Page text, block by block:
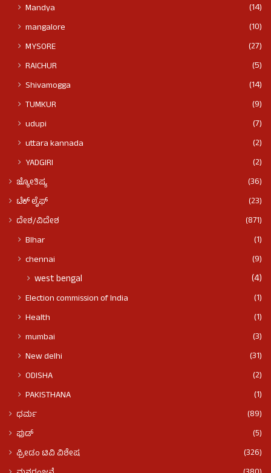
Mandya
(14)
mangalore
(10)
MYSORE
(27)
RAICHUR
(5)
Shivamogga
(14)
TUMKUR
(9)
udupi
(7)
uttara kannada
(2)
YADGIRI
(2)
ಜ್ಯೋತಿಷ್ಯ
(36)
ಟೆಕ್ ಲೈಫ್
(23)
ದೇಶ/ವಿದೇಶ
(871)
BIhar
(1)
chennai
(9)
west bengal (4)
Election commission of India
(1)
Health
(1)
mumbai
(3)
New delhi
(31)
ODISHA
(2)
PAKISTHANA
(1)
ಧರ್ಮ
(89)
ಫುಡ್​​
(5)
ಫ್ರೀಡಂ ಟಿವಿ ವಿಶೇಷ
(326)